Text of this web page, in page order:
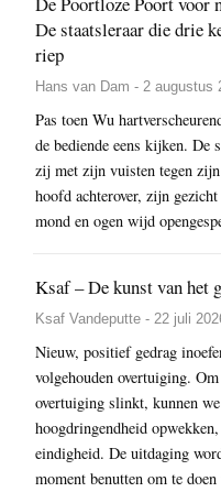
De staatsleraar die drie
riep
Hans van Dam - 2 augustus
Pas toen Wu
de bediende eens kijken. De
zij met zijn vuisten tegen
hoofd achterover, zijn
mond en ogen wijd
Ksaf – De kunst van het
Ksaf Vandeputte - 22 juli
Nieuw, positief gedrag
volgehouden overtuiging.
overtuiging slinkt, kunnen
hoogdringendheid
eindigheid. De uitdaging
moment benutten om te